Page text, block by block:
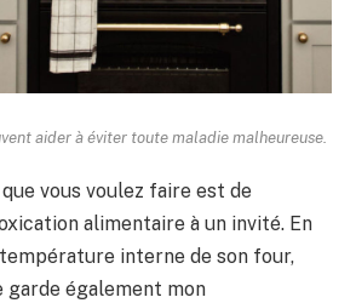
aider à éviter toute maladie malheureuse.
vous voulez faire est de
alimentaire à un invité. En
interne de son four,
garde également mon